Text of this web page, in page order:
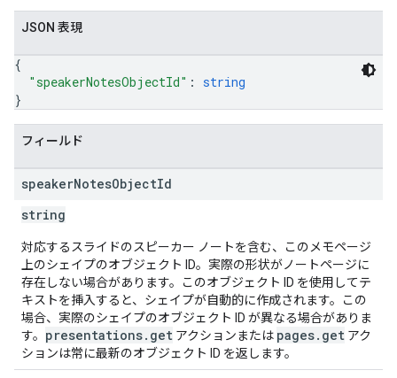
JSON 表現
{
"speakerNotesObjectId" : string
}
フィールド
speakerNotesObjectId
string
対応するスライドのスピーカー ノートを含む、このメモページ
上のシェイプのオブジェクト ID。実際の形状がノートページに
存在しない場合があります。このオブジェクト ID を使用してテ
キストを挿入すると、シェイプが自動的に作成されます。この
場合、実際のシェイプのオブジェクト ID が異なる場合がありま
す。 presentations.get アクションまたは pages.get アク
ションは常に最新のオブジェクト ID を返します。